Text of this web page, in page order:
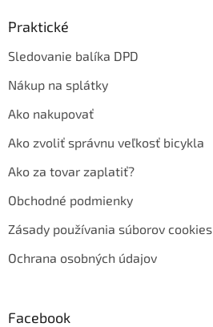
Praktické
Sledovanie balíka DPD
Nákup na splátky
Ako nakupovať
Ako zvoliť správnu veľkosť bicykla
Ako za tovar zaplatiť?
Obchodné podmienky
Zásady používania súborov cookies
Ochrana osobných údajov
Facebook